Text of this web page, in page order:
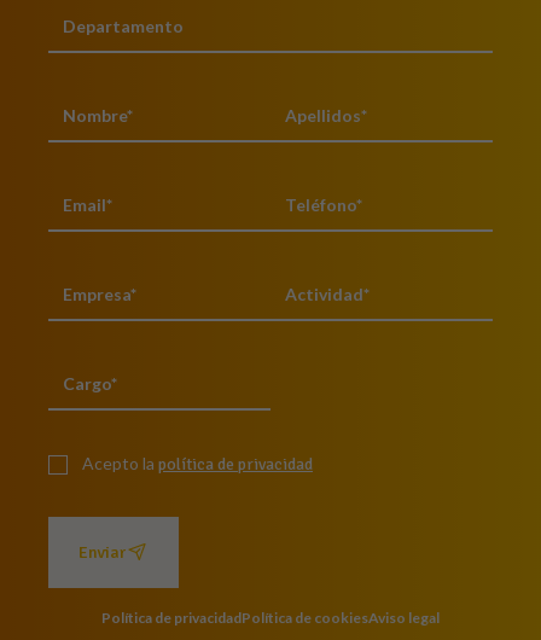
Acepto la política de privacidad
Enviar
Política de privacidadPolítica de cookiesAviso legal